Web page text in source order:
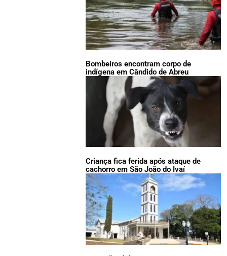
Bombeiros encontram corpo de
indígena em Cândido de Abreu
Criança fica ferida após ataque de
cachorro em São João do Ivaí